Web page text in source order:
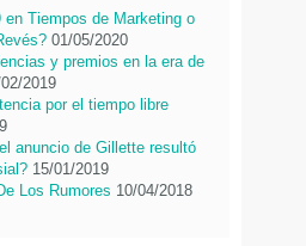
en Tiempos de Marketing o
01/05/2020
y premios en la era de
2019
por el tiempo libre
anuncio de Gillette resultó
15/01/2019
Los Rumores 10/04/2018